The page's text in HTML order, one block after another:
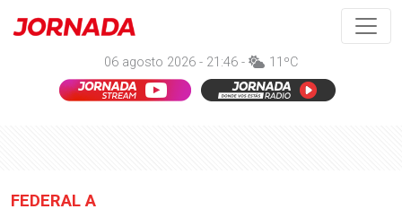
06 agosto 2026 - 21:46 - 11ºC
FEDERAL A